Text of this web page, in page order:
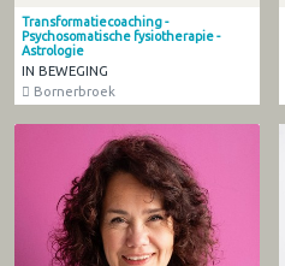
Transformatiecoaching -
Psychosomatische fysiotherapie -
Astrologie
IN BEWEGING
Bornerbroek